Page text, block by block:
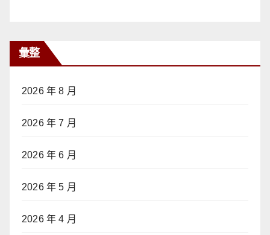
彙整
2026 年 8 月
2026 年 7 月
2026 年 6 月
2026 年 5 月
2026 年 4 月